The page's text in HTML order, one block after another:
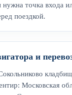
точка входа
поездкой.
и
Московская